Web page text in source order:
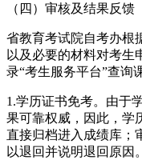
（四）审核及结果反馈
省教育考试院自考办根
以及必要的材料对考生
录“考生服务平台”查询
1.学历证书免考。由于
果可靠权威，因此，学
直接归档进入成绩库；
以退回并说明退回原因。